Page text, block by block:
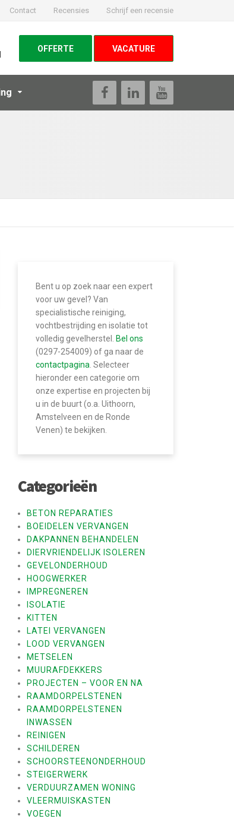
Contact Recensies Schrijf een recensie
OFFERTE VACATURE
Bent u op zoek naar een expert
voor uw gevel? Van
specialistische reiniging,
vochtbestrijding en isolatie tot
volledig gevelherstel.
Bel ons
(0297-254009) of ga naar de
contactpagina . Selecteer
hieronder een categorie om
onze expertise en projecten bij
u in de buurt (o.a. Uithoorn,
Amstelveen en de Ronde
Venen) te bekijken.
Categorieën
BETON REPARATIES
BOEIDELEN VERVANGEN
DAKPANNEN BEHANDELEN
DIERVRIENDELIJK ISOLEREN
GEVELONDERHOUD
HOOGWERKER
IMPREGNEREN
ISOLATIE
KITTEN
LATEI VERVANGEN
LOOD VERVANGEN
METSELEN
MUURAFDEKKERS
PROJECTEN – VOOR EN NA
RAAMDORPELSTENEN
RAAMDORPELSTENEN
INWASSEN
REINIGEN
SCHILDEREN
SCHOORSTEENONDERHOUD
STEIGERWERK
VERDUURZAMEN WONING
VLEERMUISKASTEN
VOEGEN